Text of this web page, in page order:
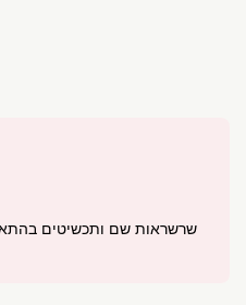
שרשראות שם ותכשיטים